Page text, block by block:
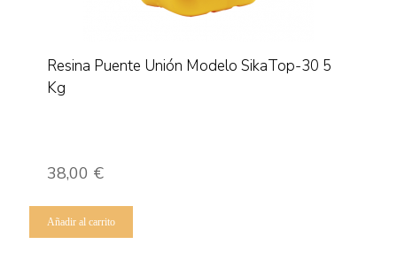
Resina Puente Unión Modelo SikaTop-30 5
Kg
38,00 €
Añadir al carrito